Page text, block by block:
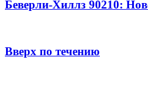
Беверли-Хиллз 90210:
Вверх по течению